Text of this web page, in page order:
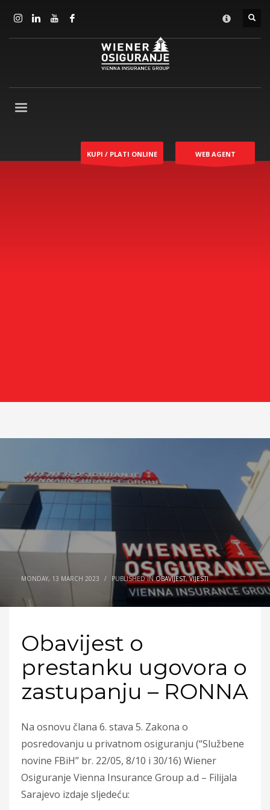
KUPI / PLATI ONLINE WEB AGENT
MONDAY, 13 MARCH 2023 / PUBLISHED INOBAVIJEST,VIJESTI
Obavijest o
prestanku ugovora o
zastupanju – RONNA
Na osnovu člana 6. stava 5. Zakona o
posredovanju u privatnom osiguranju (“Službene
novine FBiH” br. 22/05, 8/10 i 30/16) Wiener
Osiguranje Vienna Insurance Group a.d – Filijala
Sarajevo izdaje sljedeću: